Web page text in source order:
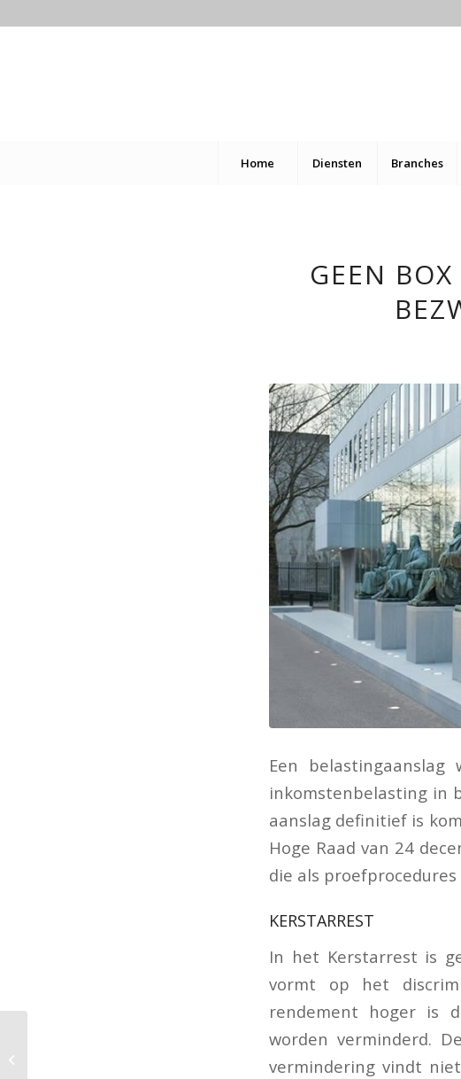
Home Diensten Branches
GEEN
Een
inkomstenbelasting in
aanslag definitief is
Hoge Raad van 24
die als
KERSTARREST
In het Kerstarrest is
vormt op het
rendement hoger is
worden verminderd.
vermindering vindt